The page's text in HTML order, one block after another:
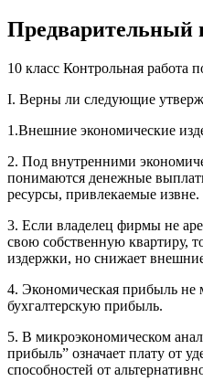
Предварительный
10 класс Контрольная
I. Верны ли следующие
1.Внешние экономические
2. Под внутренними
понимаются денежные
ресурсы, привлекаемые извне.
3. Если владелец фирмы не
свою собственную квартиру,
издержки, но снижает
4. Экономическая прибыль не
бухгалтерскую прибыль.
5. В микроэкономическом
прибыль” означает плату от
способностей от